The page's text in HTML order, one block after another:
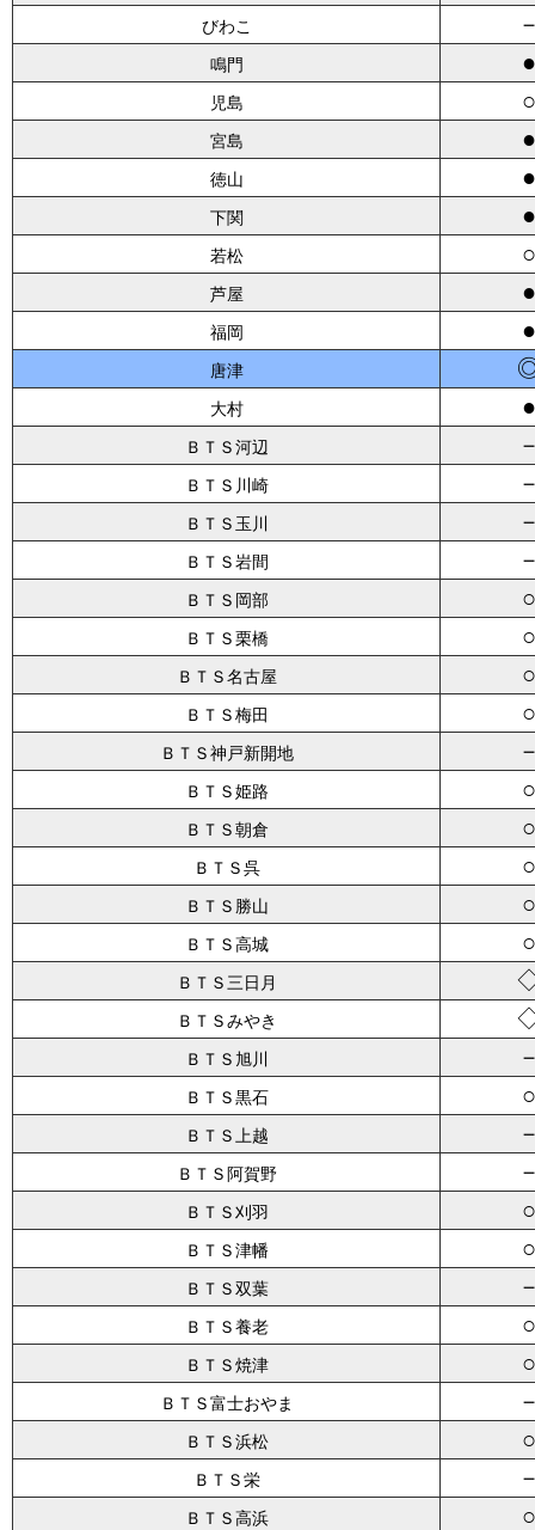
びわこ
鳴門 ●
児島 ○
宮島 ●
徳山 ●
下関 ●
若松 ○
芦屋 ●
福岡 ●
唐津
大村 ●
ＢＴＳ河辺
ＢＴＳ川崎
ＢＴＳ玉川
ＢＴＳ岩間
ＢＴＳ岡部 ○
ＢＴＳ栗橋 ○
ＢＴＳ名古屋 ○
ＢＴＳ梅田 ○
ＢＴＳ神戸新開地
ＢＴＳ姫路 ○
ＢＴＳ朝倉 ○
ＢＴＳ呉 ○
ＢＴＳ勝山 ○
ＢＴＳ高城 ○
ＢＴＳ三日月
ＢＴＳみやき
ＢＴＳ旭川
ＢＴＳ黒石 ○
ＢＴＳ上越
ＢＴＳ阿賀野
ＢＴＳ刈羽 ○
ＢＴＳ津幡 ○
ＢＴＳ双葉
ＢＴＳ養老 ○
ＢＴＳ焼津 ○
ＢＴＳ富士おやま
ＢＴＳ浜松 ○
ＢＴＳ栄
ＢＴＳ高浜 ○